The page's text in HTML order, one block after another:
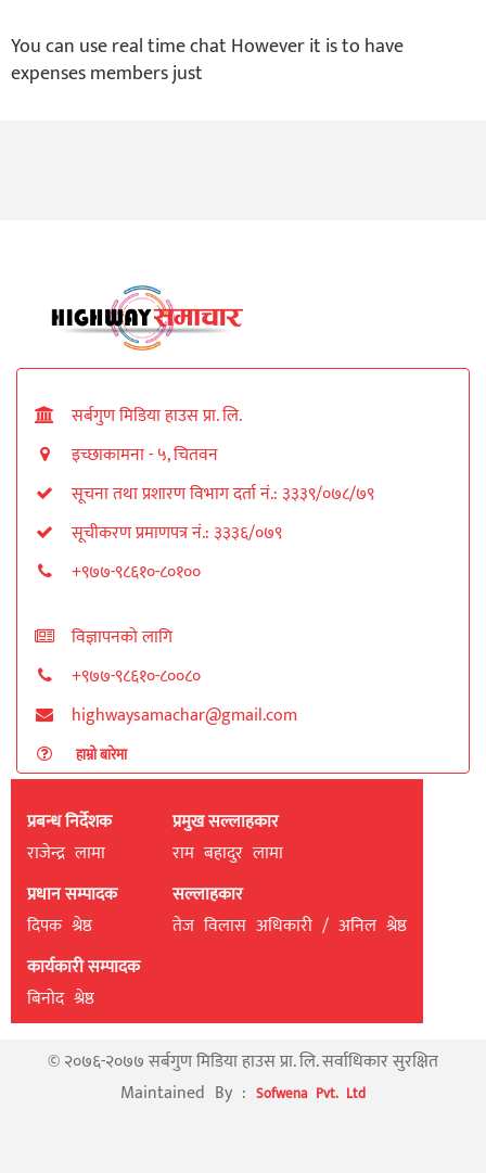
You can use real time chat However it is to have
expenses members just
सर्बगुण मिडिया हाउस प्रा. लि.
इच्छाकामना - ५, चितवन
सूचना तथा प्रशारण विभाग दर्ता नं.: ३३३९/०७८/७९
सूचीकरण प्रमाणपत्र नं.: ३३३६/०७९
+९७७-९८६१०-८०१००
विज्ञापनको लागि
+९७७-९८६१०-८००८०
highwaysamachar@gmail.com
हाम्रो बारेमा
प्रबन्ध निर्देशक
राजेन्द्र लामा
प्रधान सम्पादक
दिपक श्रेष्ठ
कार्यकारी सम्पादक
बिनाेद श्रेष्ठ
प्रमुख सल्लाहकार
राम बहादुर लामा
सल्लाहकार
तेज विलास अधिकारी / अनिल श्रेष्ठ
© २०७६-२०७७ सर्बगुण मिडिया हाउस प्रा. लि. सर्वाधिकार सुरक्षित
Maintained By : Sofwena Pvt. Ltd